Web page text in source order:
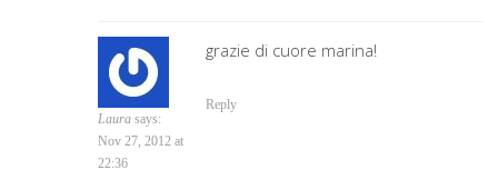
Laura says:
Nov 27, 2012 at
22:36
grazie di cuore marina!
Reply